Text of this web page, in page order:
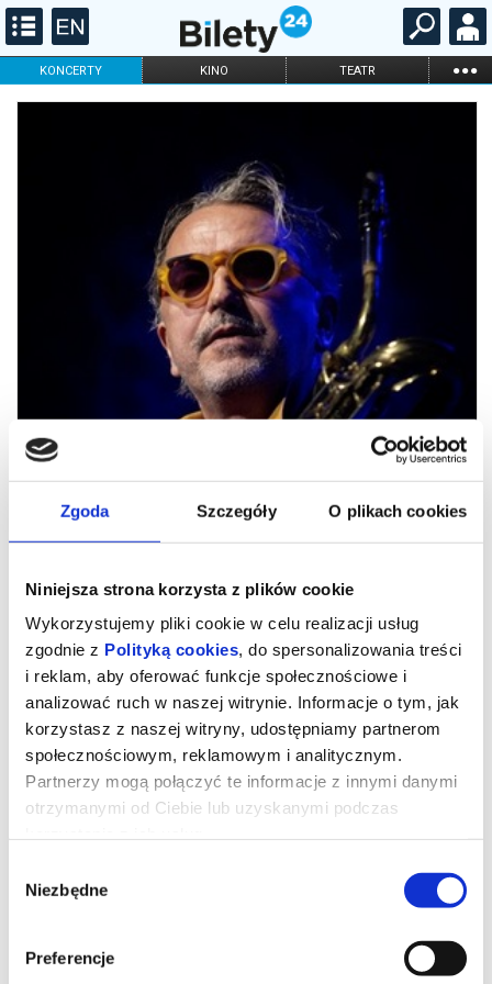
Zgoda Szczegóły O plikach cookies
Niniejsza strona korzysta z plików cookie
Wykorzystujemy pliki cookie w celu realizacji usług
zgodnie z Polityką cookies, do spersonalizowania treści
i reklam, aby oferować funkcje społecznościowe i
analizować ruch w naszej witrynie. Informacje o tym, jak
korzystasz z naszej witryny, udostępniamy partnerom
społecznościowym, reklamowym i analitycznym.
Partnerzy mogą połączyć te informacje z innymi danymi
otrzymanymi od Ciebie lub uzyskanymi podczas
zgody
Niezbędne
Preferencje
KONCERTY KINO TEATR ...
FILHARMONIA OPERA I BALET
Lublin Jazz Festiwal: Forever
Forward: RODZIEWICZ QUINTET (PL)
Muzyka zespołu wpisuje się stylistycznie w nurt Nu jazz.
Współpracował m.in. z Kayah, Kazikiem, Kultem i Republiką,
współtworzył także grupę Q Ya Vy. Podczas koncertu usłyszymy
brawurowe wykonania utworów z dwóch płyt studyjnych w
koncertów dziedzictwo Coltrane’a spotka się z muzyką
drum’n’bass i hip-hopowym vibem